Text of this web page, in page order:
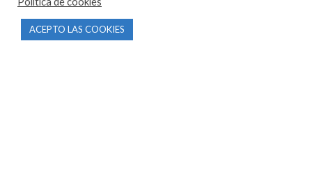
info@motorecambiosfldelhierro.com
Síguenos en Facebook
ACEPTO LAS COOKIES